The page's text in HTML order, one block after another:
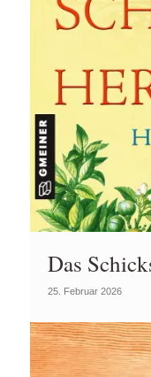
Das
25. Februar 2026